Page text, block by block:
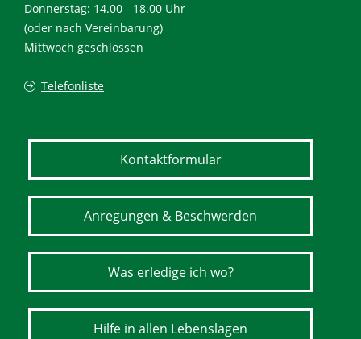
Donnerstag: 14.00 - 18.00 Uhr
(oder nach Vereinbarung)
Mittwoch geschlossen
Telefonliste
Kontaktformular
Anregungen & Beschwerden
Was erledige ich wo?
Hilfe in allen Lebenslagen